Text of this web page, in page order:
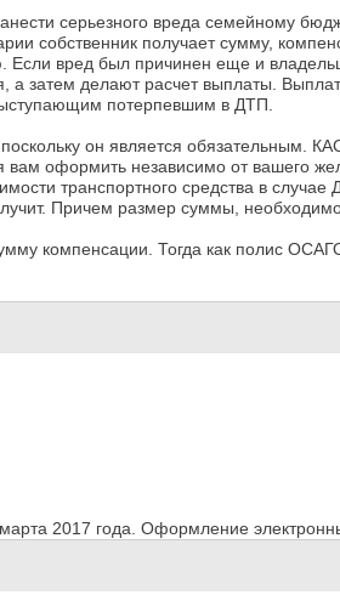
серьезного вреда семейному
собственник получает сумму,
вред был причинен еще и
затем делают расчет выплаты.
потерпевшим в ДТП.
он является обязательным.
оформить независимо от вашего
транспортного средства в
Причем размер суммы,
компенсации. Тогда как полис
2017 года. Оформление